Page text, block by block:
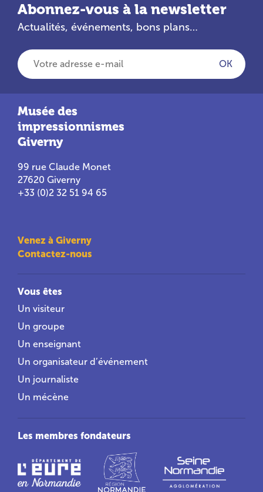
Abonnez-vous à la newsletter
Actualités, événements, bons plans…
Votre adresse e-mail
OK
Musée des
impressionnismes
Giverny
99 rue Claude Monet
27620 Giverny
+33 (0)2 32 51 94 65
Venez à Giverny
Contactez-nous
Vous êtes
Un visiteur
Un groupe
Un enseignant
Un organisateur d’événement
Un journaliste
Un mécène
Les membres fondateurs